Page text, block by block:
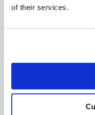
of their services.
Richiedere
materia di
sull’osservanza
Inviare i
conformità